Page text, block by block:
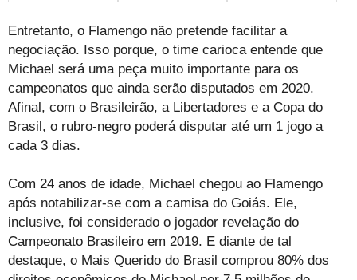
Entretanto, o Flamengo não pretende facilitar a
negociação. Isso porque, o time carioca entende que
Michael será uma peça muito importante para os
campeonatos que ainda serão disputados em 2020.
Afinal, com o Brasileirão, a Libertadores e a Copa do
Brasil, o rubro-negro poderá disputar até um 1 jogo a
cada 3 dias.
Com 24 anos de idade, Michael chegou ao Flamengo
após notabilizar-se com a camisa do Goiás. Ele,
inclusive, foi considerado o jogador revelação do
Campeonato Brasileiro em 2019. E diante de tal
destaque, o Mais Querido do Brasil comprou 80% dos